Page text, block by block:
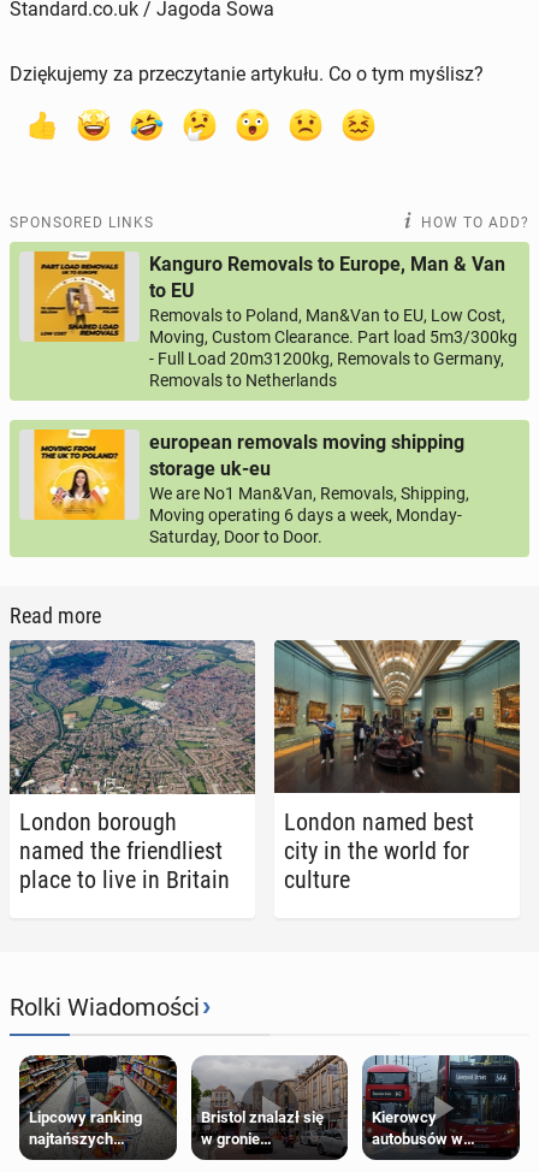
Standard.co.uk / Jagoda Sowa
Dziękujemy za przeczytanie artykułu. Co o tym myślisz?
SPONSORED LINKS HOW TO ADD?
Kanguro Removals to Europe, Man & Van
to EU
Removals to Poland, Man&Van to EU, Low Cost,
Moving, Custom Clearance. Part load 5m3/300kg
- Full Load 20m31200kg, Removals to Germany,
Removals to Netherlands
european removals moving shipping
storage uk-eu
We are No1 Man&Van, Removals, Shipping,
Moving operating 6 days a week, Monday-
Saturday, Door to Door.
Read more
London borough
named the friend­liest
place to live in Britain
London named best
city in the world for
culture
Rolki Wiadomości›
Lipcowy ranking
najtańszych
supermarketów
Bristol znalazł się
w gronie
najlepszych
Kierowcy
autobusów w
Londynie